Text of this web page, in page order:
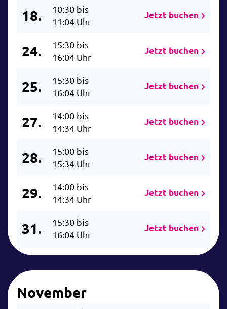
18.
10:30 bis
11:04 Uhr
Jetzt buchen
24.
15:30 bis
16:04 Uhr
Jetzt buchen
25.
15:30 bis
16:04 Uhr
Jetzt buchen
27.
14:00 bis
14:34 Uhr
Jetzt buchen
28.
15:00 bis
15:34 Uhr
Jetzt buchen
29.
14:00 bis
14:34 Uhr
Jetzt buchen
31.
15:30 bis
16:04 Uhr
Jetzt buchen
November